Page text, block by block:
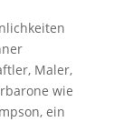
Maler,
wie
ein